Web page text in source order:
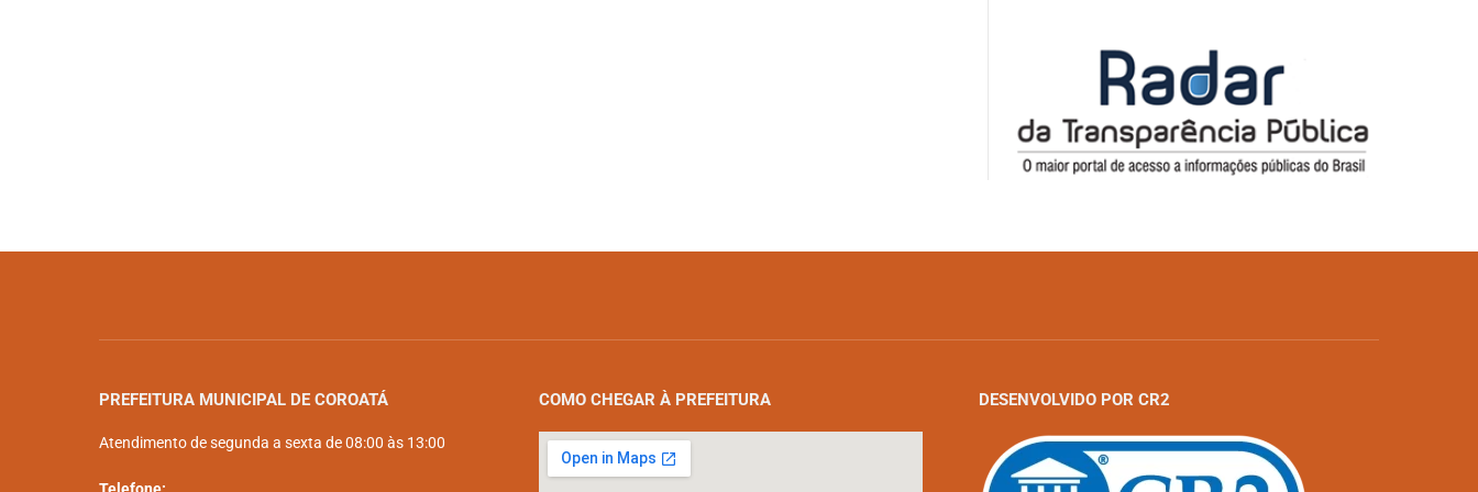
PREFEITURA MUNICIPAL DE COROATÁ
Atendimento de segunda a sexta de 08:00 às 13:00
COMO CHEGAR À PREFEITURA DESENVOLVIDO POR CR2